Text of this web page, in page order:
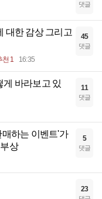
댓글
대한 감상 그리고
천 1 16:35
45
댓글
게 바라보고 있
11
댓글
하는 이벤트'가
상
5
댓글
23